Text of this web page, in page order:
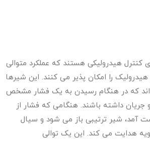
کنترل هیدرولیکی هستند که عملکرد متوالی
را امکان پذیر می کنند. این شیرها
اند که در هنگام رسیدن به یک فشار مشخص
و جریان داشته باشند. هنگامی که فشار از
آمد، شیر ترتیبی باز می شود و سیال
هدایت می کند. این یک توالی